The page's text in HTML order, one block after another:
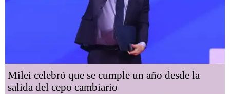
Milei celebró que se cumple un año desde la
salida del cepo cambiario